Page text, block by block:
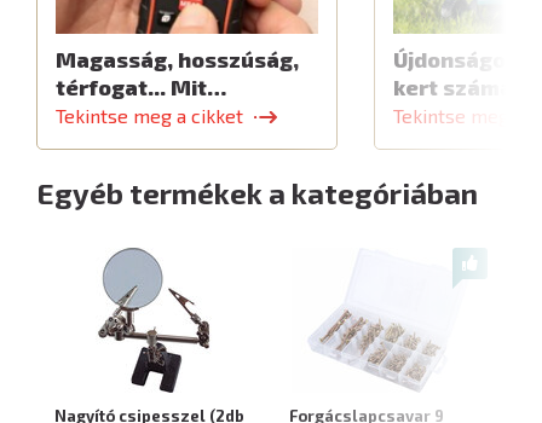
Magasság, hosszúság,
térfogat... Mit…
Tekintse meg a cikket
Újdonságok
kert számára
Tekintse meg a
Egyéb termékek a kategóriában
Nagyító csipesszel (2db
Forgácslapcsavar 9